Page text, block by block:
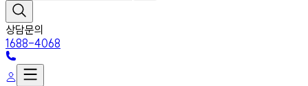
상담문의
1688-4068